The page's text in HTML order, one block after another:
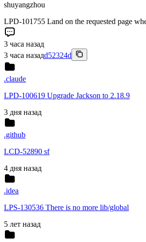
shuyangzhou
LPD-101755 Land on the requested page
3 часа назад
3 часа назадd52324d
.claude
LPD-100619 Upgrade Jackson to 2.18.9
3 дня назад
.github
LCD-52890 sf
4 дня назад
.idea
LPS-130536 There is no more lib/global
5 лет назад